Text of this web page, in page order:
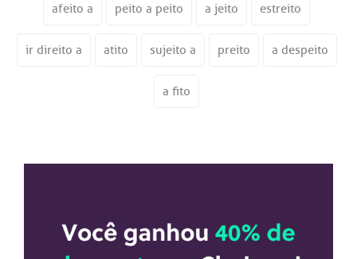
afeito a peito a peito a jeito estreito
ir direito a atito sujeito a preito a despeito
a fito